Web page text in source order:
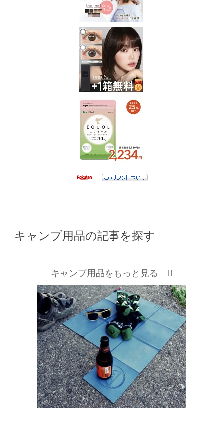
キャンプ用品の記事を探す
キャンプ用品をもっと見る